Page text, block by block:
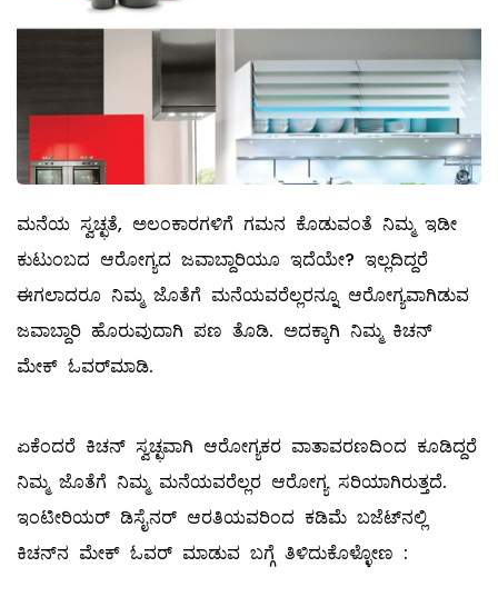
ಮನೆಯ ಸ್ವಚ್ಛತೆ, ಅಲಂಕಾರಗಳಿಗೆ ಗಮನ ಕೊಡುವಂತೆ ನಿಮ್ಮ ಇಡೀ
ಕುಟುಂಬದ ಆರೋಗ್ಯದ ಜವಾಬ್ದಾರಿಯೂ ಇದೆಯೇ? ಇಲ್ಲದಿದ್ದರೆ
ಈಗಲಾದರೂ ನಿಮ್ಮ ಜೊತೆಗೆ ಮನೆಯವರೆಲ್ಲರನ್ನೂ ಆರೋಗ್ಯವಾಗಿಡುವ
ಜವಾಬ್ದಾರಿ ಹೊರುವುದಾಗಿ ಪಣ ತೊಡಿ. ಅದಕ್ಕಾಗಿ ನಿಮ್ಮ ಕಿಚನ್‌
ಮೇಕ್‌ ಓವರ್‌ಮಾಡಿ.
ಏಕೆಂದರೆ ಕಿಚನ್‌ ಸ್ವಚ್ಛವಾಗಿ ಆರೋಗ್ಯಕರ ವಾತಾವರಣದಿಂದ ಕೂಡಿದ್ದರೆ
ನಿಮ್ಮ ಜೊತೆಗೆ ನಿಮ್ಮ ಮನೆಯವರೆಲ್ಲರ ಆರೋಗ್ಯ ಸರಿಯಾಗಿರುತ್ತದೆ.
ಇಂಟೀರಿಯರ್‌ ಡಿಸೈನರ್‌ ಆರತಿಯವರಿಂದ ಕಡಿಮೆ ಬಜೆಟ್‌ನಲ್ಲಿ
ಕಿಚನ್‌ನ ಮೇಕ್‌ ಓವರ್‌ ಮಾಡುವ ಬಗ್ಗೆ ತಿಳಿದುಕೊಳ್ಳೋಣ :